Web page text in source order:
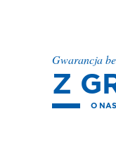
Gwarancja
Z
O NAS